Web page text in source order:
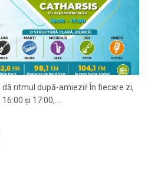
ritmul după-amiezii! În fiecare zi,
și 17:00,...